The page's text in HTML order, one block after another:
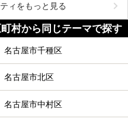
ィをもっと見る
村から同じテーマで探す
名古屋市千種区
名古屋市北区
名古屋市中村区